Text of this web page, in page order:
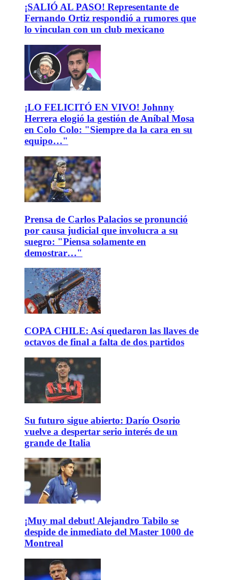
¡SALIÓ AL PASO! Representante de
Fernando Ortiz respondió a rumores que
lo vinculan con un club mexicano
¡LO FELICITÓ EN VIVO! Johnny
Herrera elogió la gestión de Aníbal Mosa
en Colo Colo: "Siempre da la cara en su
equipo…"
Prensa de Carlos Palacios se pronunció
por causa judicial que involucra a su
suegro: "Piensa solamente en
demostrar…"
COPA CHILE: Así quedaron las llaves de
octavos de final a falta de dos partidos
Su futuro sigue abierto: Darío Osorio
vuelve a despertar serio interés de un
grande de Italia
¡Muy mal debut! Alejandro Tabilo se
despide de inmediato del Master 1000 de
Montreal